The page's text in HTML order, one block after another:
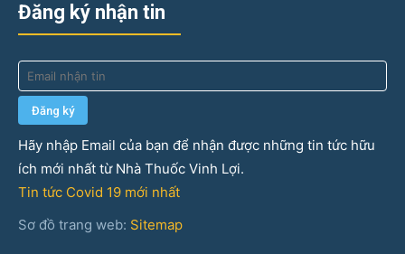
Đăng ký nhận tin
Hãy nhập Email của bạn để nhận được những tin tức hữu
ích mới nhất từ Nhà Thuốc Vinh Lợi.
Tin tức Covid 19 mới nhất
Sơ đồ trang web: Sitemap